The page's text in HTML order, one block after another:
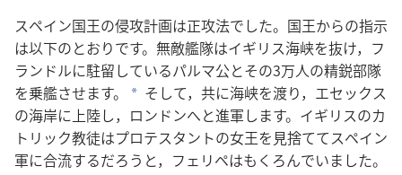
スペイン国王の侵攻計画は正攻法でした。国王からの指示
は以下のとおりです。無敵艦隊はイギリス海峡を抜け，フ
ランドルに駐留しているパルマ公とその3万人の精鋭部隊
を乗艦させます。
a そして，共に海峡を渡り，エセックス
の海岸に上陸し，ロンドンへと進軍します。イギリスのカ
トリック教徒はプロテスタントの女王を見捨ててスペイン
軍に合流するだろうと，フェリペはもくろんでいました。